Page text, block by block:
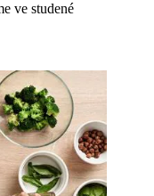
ve studené